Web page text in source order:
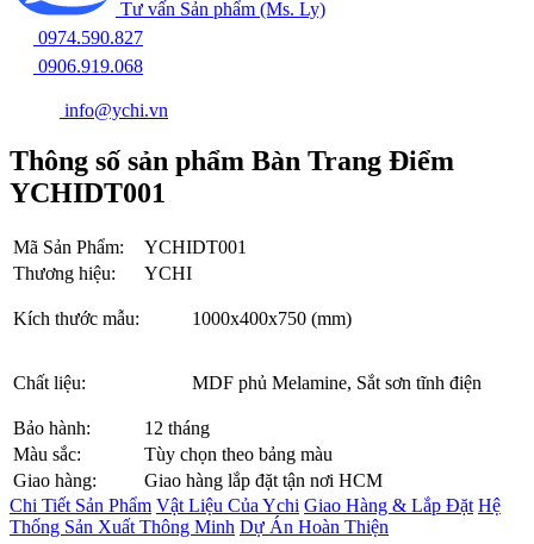
Tư vấn Sản phẩm (Ms. Ly)
0974.590.827
0906.919.068
info@ychi.vn
Thông số sản phẩm Bàn Trang Điểm
YCHIDT001
Mã Sản Phẩm:
YCHIDT001
Thương hiệu:
YCHI
Kích thước mẫu: 1000x400x750 (mm)
Chất liệu: MDF phủ Melamine, Sắt sơn tĩnh điện
Bảo hành:
12 tháng
Màu sắc:
Tùy chọn theo bảng màu
Giao hàng:
Giao hàng lắp đặt tận nơi HCM
Chi Tiết Sản Phẩm Vật Liệu Của Ychi Giao Hàng & Lắp Đặt Hệ
Thống Sản Xuất Thông Minh Dự Án Hoàn Thiện